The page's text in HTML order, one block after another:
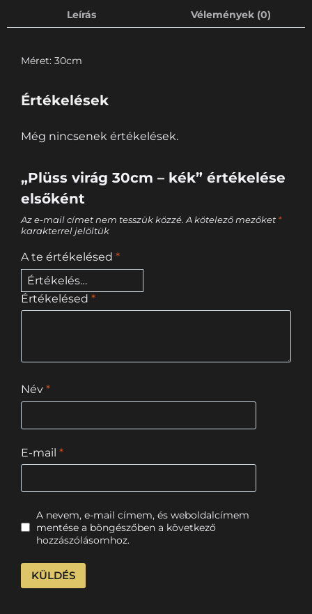
Leírás Vélemények (0)
Méret: 30cm
Értékelések
Még nincsenek értékelések.
„Plüss virág 30cm – kék” értékelése
elsőként
Az e-mail címet nem tesszük közzé. A kötelező mezőket *
karakterrel jelöltük
A te értékelésed *
Értékelésed *
Név *
E-mail *
A nevem, e-mail címem, és weboldalcímem
mentése a böngészőben a következő
hozzászólásomhoz.